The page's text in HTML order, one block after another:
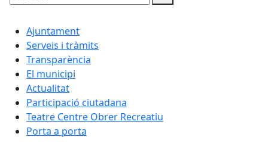
Cercar:
Ajuntament
Serveis i tràmits
Transparència
El municipi
Actualitat
Participació ciutadana
Teatre Centre Obrer Recreatiu
Porta a porta